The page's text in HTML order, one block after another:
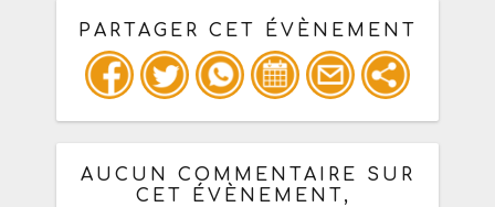
PARTAGER CET ÉVÈNEMENT
Copiez les infos ci-dessous pour un
: mail / forum / réseau social
AUCUN COMMENTAIRE SUR
CET ÉVÈNEMENT,